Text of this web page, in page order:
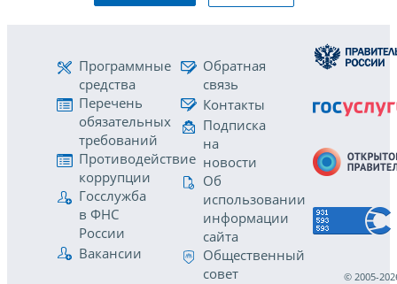
Программные
средства
Перечень
обязательных
требований
Противодействие
коррупции
Госслужба
в ФНС
России
Вакансии
Обратная
связь
Контакты
Подписка
на
новости
Об
использовании
информации
сайта
Общественный
совет
© 2005-